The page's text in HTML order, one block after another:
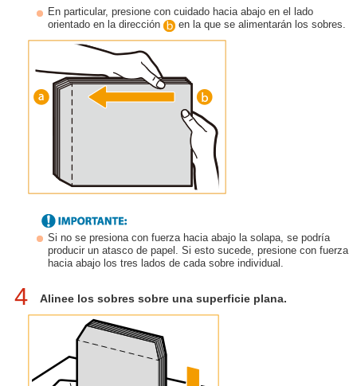
En particular, presione con cuidado hacia abajo en el lado
orientado en la dirección
en la que se alimentarán los sobres.
Si no se presiona con fuerza hacia abajo la solapa, se podría
producir un atasco de papel. Si esto sucede, presione con fuerza
hacia abajo los tres lados de cada sobre individual.
4 Alinee los sobres sobre una superficie plana.